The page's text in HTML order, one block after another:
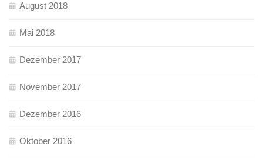
August 2018
Mai 2018
Dezember 2017
November 2017
Dezember 2016
Oktober 2016